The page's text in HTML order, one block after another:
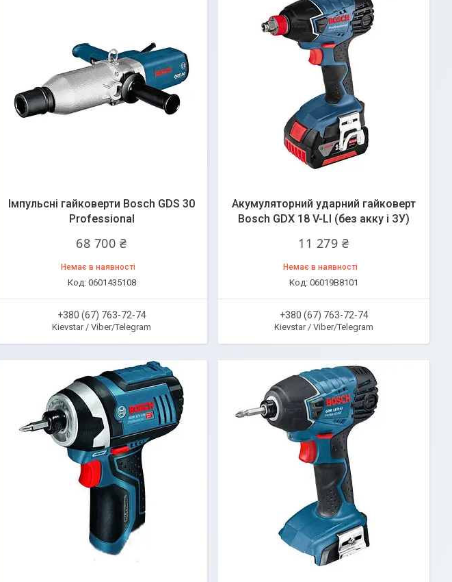
Імпульсні гайковерти Bosch GDS 30
Professional
68 700 ₴
Немає в наявності
0601435108
+380 (67) 763-72-74
Kievstar / Viber/Telegram
Акумуляторний ударний гайковерт
Bosch GDX 18 V-LI (без акку і ЗУ)
11 279 ₴
Немає в наявності
06019B8101
+380 (67) 763-72-74
Kievstar / Viber/Telegram